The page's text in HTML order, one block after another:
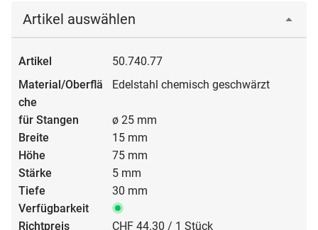
Artikel auswählen
50.740.77
Edelstahl chemisch geschwärzt
ø 25 mm
15 mm
75 mm
5 mm
30 mm
CHF 44.30 / 1 Stück